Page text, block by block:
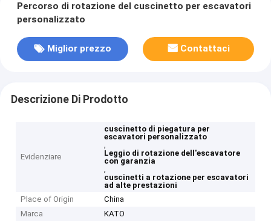
Percorso di rotazione del cuscinetto per escavatori
personalizzato
Miglior prezzo Contattaci
Descrizione Di Prodotto
Evidenziare
cuscinetto di piegatura per
escavatori personalizzato
,
Leggio di rotazione dell'escavatore
con garanzia
,
cuscinetti a rotazione per escavatori
ad alte prestazioni
Place of Origin
China
Marca
KATO